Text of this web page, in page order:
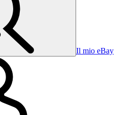
Il mio eBay